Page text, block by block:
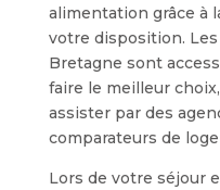
alimentation grâce à
votre disposition.
Bretagne sont
faire le meilleur
assister par des
comparateurs de
Lors de votre séjour